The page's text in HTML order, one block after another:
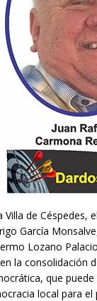
Villa de
García
Lozano
la consolidación
que
local para el